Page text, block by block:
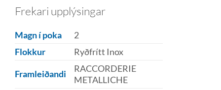
Frekari upplýsingar
Magn í poka
2
Flokkur
Ryðfrítt Inox
Framleiðandi
RACCORDERIE
METALLICHE